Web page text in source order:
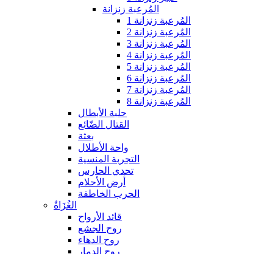
المُرعبة زنزانة
المُرعبة زنزانة 1
المُرعبة زنزانة 2
المُرعبة زنزانة 3
المُرعبة زنزانة 4
المُرعبة زنزانة 5
المُرعبة زنزانة 6
المُرعبة زنزانة 7
المُرعبة زنزانة 8
حلبة الأبطال
القتال الضّائع
بعثة
واحة الأطلال
التجربة المنسية
تحدي الحارس
أرض الأحلام
الحرب الخاطفة
الغُزَاةٌ
قائد الأرواح
روح الجشع
روح الدهاء
روح الدمار